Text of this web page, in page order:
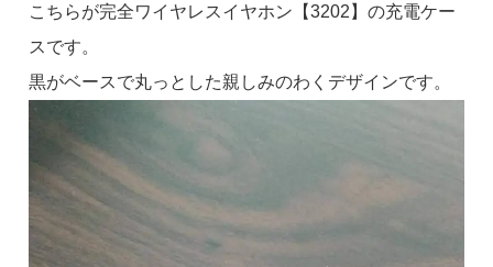
こちらが完全ワイヤレスイヤホン【3202】の充電ケー
スです。
黒がベースで丸っとした親しみのわくデザインです。